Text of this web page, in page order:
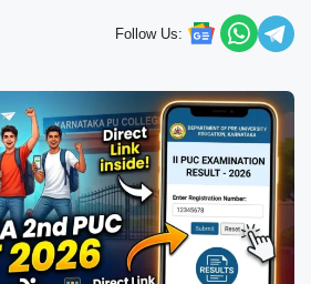
Follow Us: